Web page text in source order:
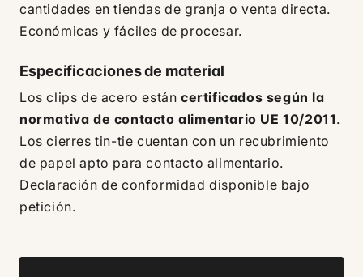
cantidades en tiendas de granja o venta directa.
Económicas y fáciles de procesar.
Especificaciones de material
Los clips de acero están certificados según la
normativa de contacto alimentario UE 10/2011.
Los cierres tin-tie cuentan con un recubrimiento
de papel apto para contacto alimentario.
Declaración de conformidad disponible bajo
petición.